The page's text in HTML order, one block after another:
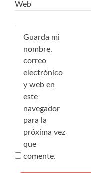
Web
Guarda mi
nombre,
correo
electrónico
y web en
este
navegador
para la
próxima vez
que
comente.